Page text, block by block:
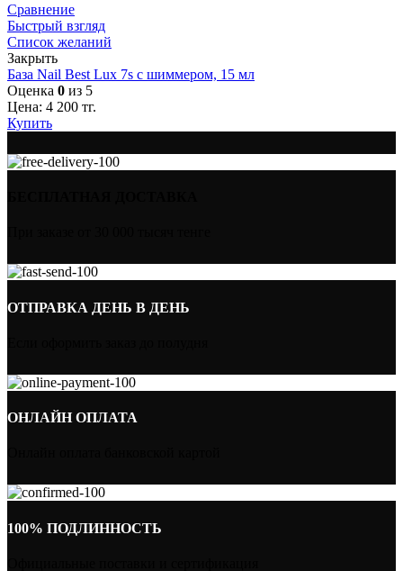
Сравнение
Быстрый взгляд
Список желаний
Закрыть
База Nail Best Lux 7s с шиммером, 15 мл
Оценка 0 из 5
Цена: 4 200 тг.
Купить
ОТПРАВКА ДЕНЬ В ДЕНЬ
ОНЛАЙН ОПЛАТА
100% ПОДЛИННОСТЬ